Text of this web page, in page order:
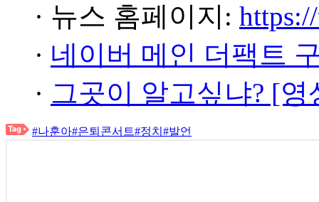
· 뉴스 홈페이지:
· 네이버 메인 더팩트
· 그곳이 알고싶냐? [
#나훈아#은퇴콘서트#정치 #발언